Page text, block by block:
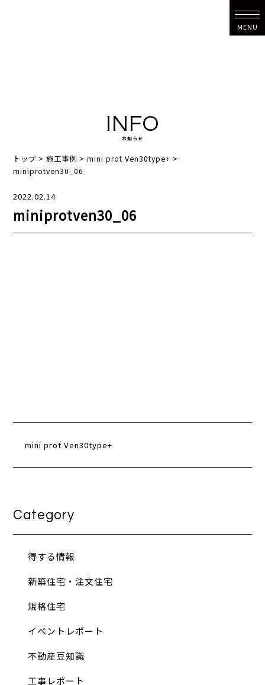
MENU
INFO
お知らせ
トップ >施工事例 >mini prot Ven30type+ >
miniprotven30_06
2022.02.14
miniprotven30_06
mini prot Ven30type+
Category
得する情報
新築住宅・注文住宅
規格住宅
イベントレポート
不動産豆知識
工事レポート